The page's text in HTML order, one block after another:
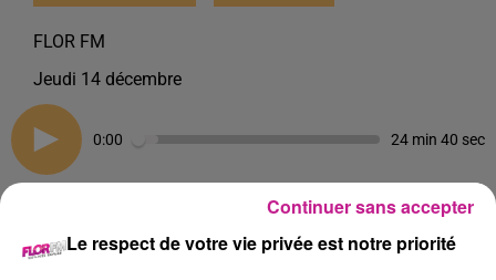
FLOR FM
Jeudi 14 décembre
0:00 24 min 40 sec
14 décembre 2023 - 24 min 40 sec
Le respect de votre vie privée est notre priorité
Continuer sans accepter